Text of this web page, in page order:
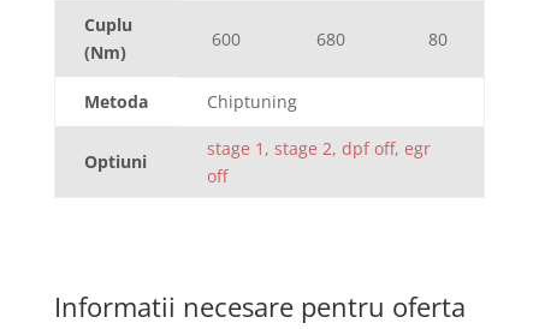
Cuplu
(Nm)
600 680 80
Metoda Chiptuning
Optiuni
stage 1, stage 2, dpf off, egr
off
Informatii necesare pentru oferta